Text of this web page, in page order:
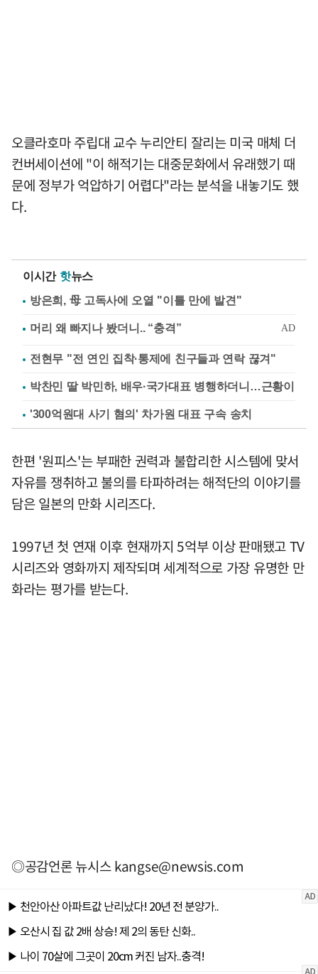
오클라호마 주립대 교수 누리안티 잘리는 미국 매체 더
컨버세이션에 "이 해적기는 대중문화에서 유래했기 때
문에 정부가 억압하기 어렵다"라는 분석을 내놓기도 했
다.
이시간 핫뉴스
방은희, 母 고독사에 오열 "이틀 만에 발견"
전현무 "전 연인 집착·통제에 친구들과 연락 끊겨"
박찬민 딸 박민하, 배우·국가대표 병행하더니…근황이
'300억원대 사기 혐의' 차가원 대표 구속 송치
한편 '원피스'는 부패한 권력과 불합리한 시스템에 맞서
자유를 쟁취하고 불의를 타파하려는 해적단의 이야기를
담은 일본의 만화 시리즈다.
1997년 첫 연재 이후 현재까지 5억부 이상 판매됐고 TV
시리즈와 영화까지 제작되며 세계적으로 가장 유명한 만
화라는 평가를 받는다.
◎공감언론 뉴시스kangse@newsis.com